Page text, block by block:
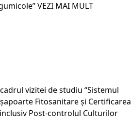
VEZI MAI MULT